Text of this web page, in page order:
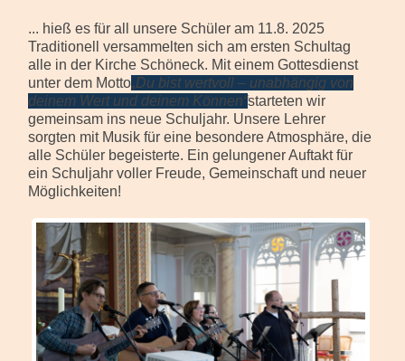
... hieß es für all unsere Schüler am 11.8. 2025
Traditionell versammelten sich am ersten Schultag
alle in der Kirche Schöneck. Mit einem Gottesdienst
unter dem Motto„Du bist wertvoll –unabhängig von
deinem Wert und deinem Können“starteten wir
gemeinsam ins neue Schuljahr. Unsere Lehrer
sorgten mit Musik für eine besondere Atmosphäre, die
alle Schüler begeisterte. Ein gelungener Auftakt für
ein Schuljahr voller Freude, Gemeinschaft und neuer
Möglichkeiten!